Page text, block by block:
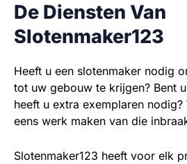
De Diensten Van
Slotenmaker123
Heeft u een slotenmaker nodig
tot uw gebouw te krijgen? Bent
heeft u extra exemplaren
eens werk maken van die
Slotenmaker123 heeft voor elk